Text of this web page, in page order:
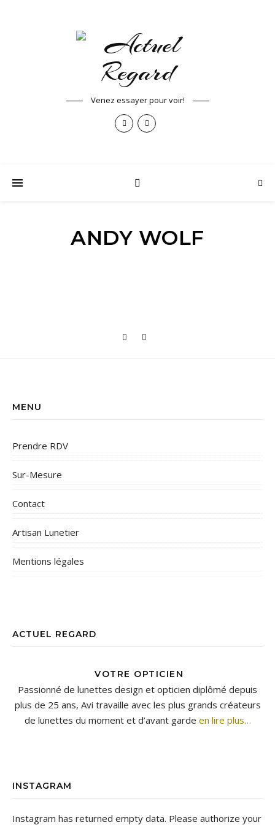
Venez essayer pour voir!
ANDY WOLF
MENU
Prendre RDV
Sur-Mesure
Contact
Artisan Lunetier
Mentions légales
ACTUEL REGARD
VOTRE OPTICIEN
Passionné de lunettes design et opticien diplômé depuis
plus de 25 ans, Avi travaille avec les plus grands créateurs
de lunettes du moment et d’avant garde en lire plus…
INSTAGRAM
Instagram has returned empty data. Please authorize your